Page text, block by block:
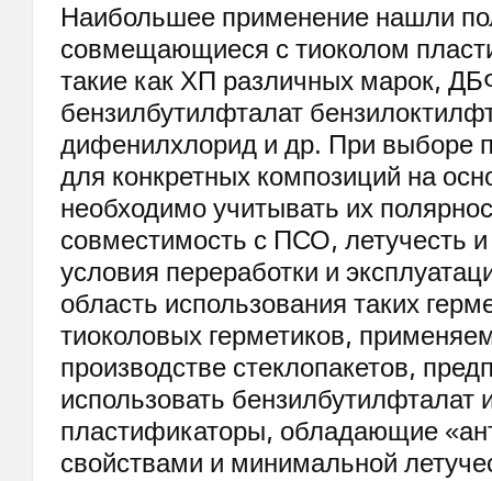
Наибольшее применение нашли
совмещающиеся с тиоколом
такие как ХП различных марок,
бензилбутилфталат
дифенилхлорид и др. При выборе
для конкретных композиций на
необходимо учитывать их
совместимость с ПСО, летучесть и
условия переработки и
область использования таких
тиоколовых герметиков,
производстве стеклопакетов,
использовать бензилбутилфталат
пластификаторы, обладающие
свойствами и минимальной